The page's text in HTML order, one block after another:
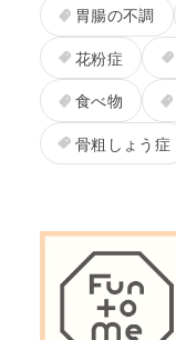
胃腸の不調
花粉症
食べ物
骨粗しょう症